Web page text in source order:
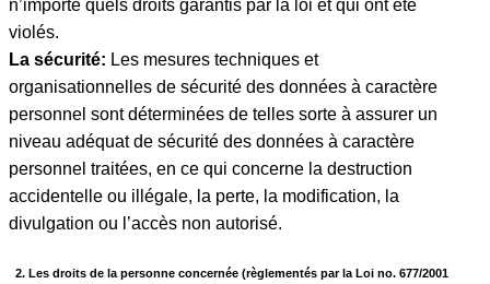
n’importe quels droits garantis par la loi et qui ont été
violés.
La sécurité: Les mesures techniques et
organisationnelles de sécurité des données à caractère
personnel sont déterminées de telles sorte à assurer un
niveau adéquat de sécurité des données à caractère
personnel traitées, en ce qui concerne la destruction
accidentelle ou illégale, la perte, la modification, la
divulgation ou l’accès non autorisé.
2. Les droits de la personne concernée (règlementés par la Loi no. 677/2001